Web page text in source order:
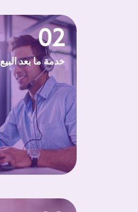
02
خدمة ما بعد البيع